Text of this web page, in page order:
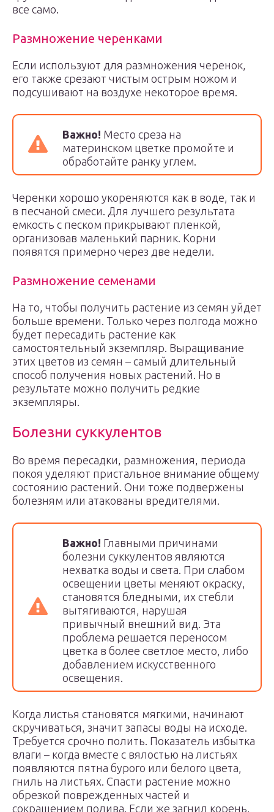
все само.
Размножение черенками
Если используют для размножения черенок,
его также срезают чистым острым ножом и
подсушивают на воздухе некоторое время.
Важно! Место среза на
материнском цветке промойте и
обработайте ранку углем.
Черенки хорошо укореняются как в воде, так и
в песчаной смеси. Для лучшего результата
емкость с песком прикрывают пленкой,
организовав маленький парник. Корни
появятся примерно через две недели.
Размножение семенами
На то, чтобы получить растение из семян уйдет
больше времени. Только через полгода можно
будет пересадить растение как
самостоятельный экземпляр. Выращивание
этих цветов из семян – самый длительный
способ получения новых растений. Но в
результате можно получить редкие
экземпляры.
Болезни суккулентов
Во время пересадки, размножения, периода
покоя уделяют пристальное внимание общему
состоянию растений. Они тоже подвержены
болезням или атакованы вредителями.
Важно! Главными причинами
болезни суккулентов являются
нехватка воды и света. При слабом
освещении цветы меняют окраску,
становятся бледными, их стебли
вытягиваются, нарушая
привычный внешний вид. Эта
проблема решается переносом
цветка в более светлое место, либо
добавлением искусственного
освещения.
Когда листья становятся мягкими, начинают
скручиваться, значит запасы воды на исходе.
Требуется срочно полить. Показатель избытка
влаги – когда вместе с вялостью на листьях
появляются пятна бурого или белого цвета,
гниль на листьях. Спасти растение можно
обрезкой поврежденных частей и
сокращением полива. Если же загнил корень,